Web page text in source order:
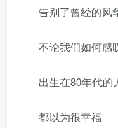
告别了曾经的风
不论我们如何感
出生在80年代的
都以为很幸福